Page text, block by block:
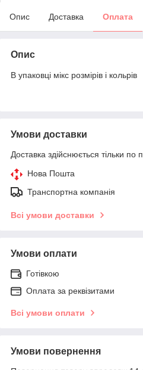
Опис Доставка Оплата
Опис
В упаковці мікс розмірів і кольрів
Умови доставки
Доставка здійснюється тільки по
Нова Пошта
Транспортна компанія
Всі умови доставки
Умови оплати
Готівкою
Оплата за реквізитами
Всі умови оплати
Умови повернення